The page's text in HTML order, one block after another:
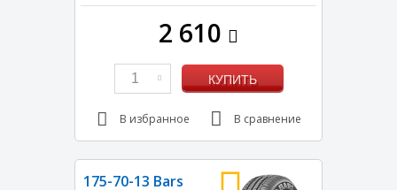
2 610
1 КУПИТЬ
В избранное В сравнение
175-70-13 Bars